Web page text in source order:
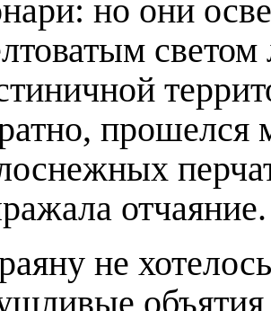
но они
прошелся
отчаяние.
не